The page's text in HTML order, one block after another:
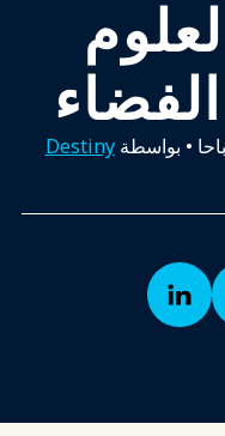
• بواسطةDestiny